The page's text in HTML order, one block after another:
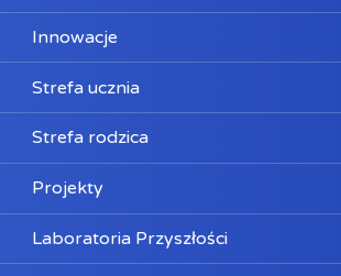
Innowacje
Strefa ucznia
Strefa rodzica
Projekty
Laboratoria Przyszłości